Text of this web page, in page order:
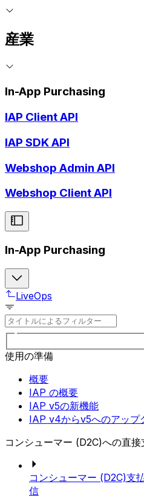
産業
In-App Purchasing
IAP Client API
IAP SDK API
Webshop Admin API
Webshop Client API
In-App Purchasing
LiveOps
使用の準備
概要
IAP の概要
IAP v5の新機能
IAP v4からv5へのアップ
コンシューマー (D2C)への直接
コンシューマー (D2C)支
信